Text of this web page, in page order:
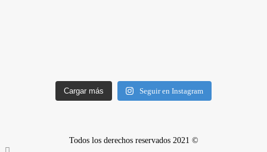
Cargar más Seguir en Instagram
Todos los derechos reservados 2021 ©